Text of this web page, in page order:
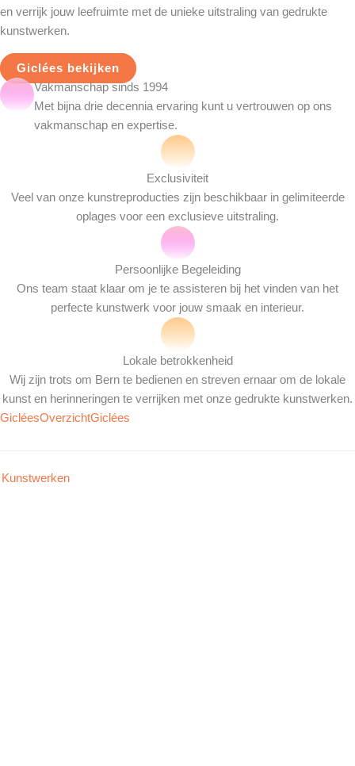
en verrijk jouw leefruimte met de unieke uitstraling van gedrukte
kunstwerken.
Giclées bekijken
Vakmanschap sinds 1994
Met bijna drie decennia ervaring kunt u vertrouwen op ons
vakmanschap en expertise.
Exclusiviteit
Veel van onze kunstreproducties zijn beschikbaar in gelimiteerde
oplages voor een exclusieve uitstraling.
Persoonlijke Begeleiding
Ons team staat klaar om je te assisteren bij het vinden van het
perfecte kunstwerk voor jouw smaak en interieur.
Lokale betrokkenheid
Wij zijn trots om Bern te bedienen en streven ernaar om de lokale
kunst en herinneringen te verrijken met onze gedrukte kunstwerken.
GicléesOverzichtGiclées
Kunstwerken